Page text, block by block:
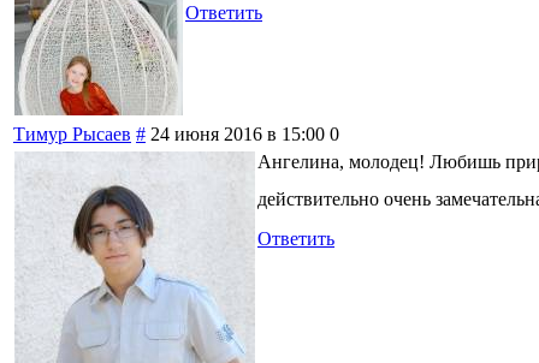
Ответить
Тимур Рысаев # 24 июня 2016 в 15:00 0
Ангелина, молодец! Любишь
действительно очень
Ответить